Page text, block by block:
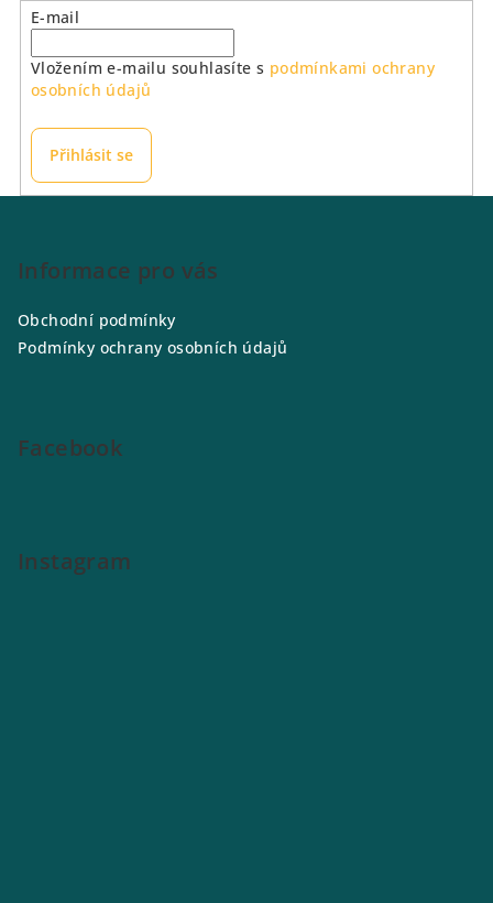
E-mail
Vložením e-mailu souhlasíte s podmínkami ochrany
osobních údajů
Přihlásit se
Informace pro vás
Obchodní podmínky
Podmínky ochrany osobních údajů
Facebook
Instagram